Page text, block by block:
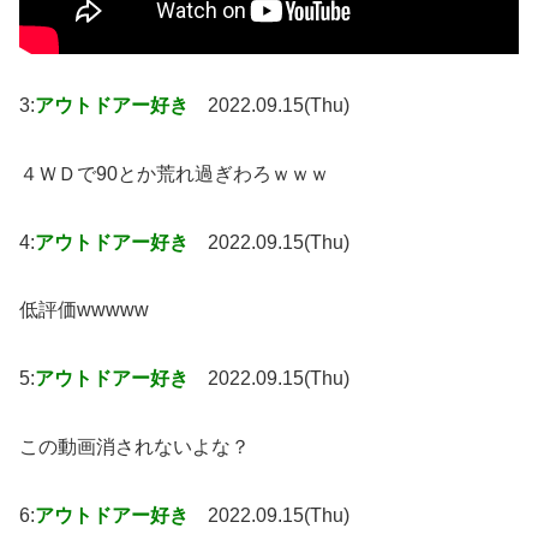
3:アウトドアー好き 2022.09.15(Thu)
４ＷＤで90とか荒れ過ぎわろｗｗｗ
4:アウトドアー好き 2022.09.15(Thu)
低評価wwwww
5:アウトドアー好き 2022.09.15(Thu)
この動画消されないよな？
6:アウトドアー好き 2022.09.15(Thu)